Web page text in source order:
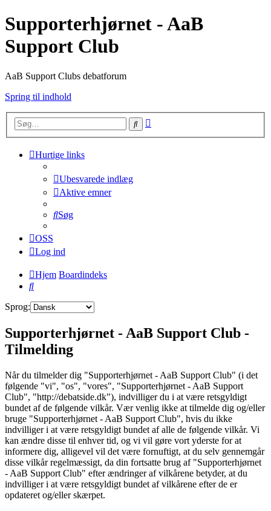
Supporterhjørnet - AaB
Support Club
AaB Support Clubs debatforum
Spring til indhold
Søg
Hurtige links
Ubesvarede indlæg
Aktive emner
Søg
OSS
Log ind
Hjem Boardindeks
Søg
Sprog:
Supporterhjørnet - AaB Support Club -
Tilmelding
Når du tilmelder dig "Supporterhjørnet - AaB Support Club" (i det
følgende "vi", "os", "vores", "Supporterhjørnet - AaB Support
Club", "http://debatside.dk"), indvilliger du i at være retsgyldigt
bundet af de følgende vilkår. Vær venlig ikke at tilmelde dig og/eller
bruge "Supporterhjørnet - AaB Support Club", hvis du ikke
indvilliger i at være retsgyldigt bundet af alle de følgende vilkår. Vi
kan ændre disse til enhver tid, og vi vil gøre vort yderste for at
informere dig, alligevel vil det være fornuftigt, at du selv gennemgår
disse vilkår regelmæssigt, da din fortsatte brug af "Supporterhjørnet
- AaB Support Club" efter ændringer af vilkårene betyder, at du
indvilliger i at være retsgyldigt bundet af vilkårene efter de er
opdateret og/eller skærpet.